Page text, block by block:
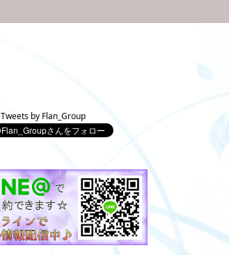
Tweets by Flan_Group